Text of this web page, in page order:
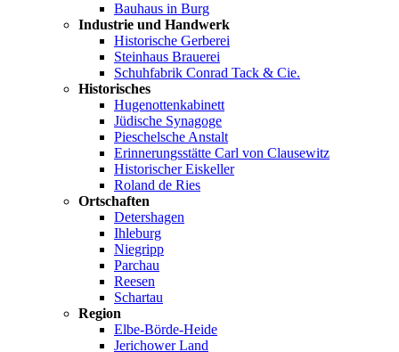
Bauhaus in Burg
Industrie und Handwerk
Historische Gerberei
Steinhaus Brauerei
Schuhfabrik Conrad Tack & Cie.
Historisches
Hugenottenkabinett
Jüdische Synagoge
Pieschelsche Anstalt
Erinnerungsstätte Carl von Clausewitz
Historischer Eiskeller
Roland de Ries
Ortschaften
Detershagen
Ihleburg
Niegripp
Parchau
Reesen
Schartau
Region
Elbe-Börde-Heide
Jerichower Land